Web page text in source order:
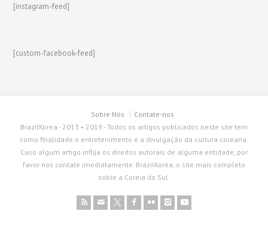
[instagram-feed]
[custom-facebook-feed]
Sobre Nós
Contate-nos
BrazilKorea - 2013 • 2019 - Todos os artigos publicados neste site tem
como finalidade o entretenimento e a divulgação da cultura coreana.
Caso algum artigo inflija os direitos autorais de alguma entidade, por
favor nos contate imediatamente. BrazilKorea, o site mais completo
sobre a Coreia do Sul.